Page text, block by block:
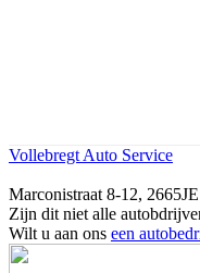
Vollebregt Auto Service
Marconistraat 8-12,
Zijn dit niet alle
Wilt u aan ons een